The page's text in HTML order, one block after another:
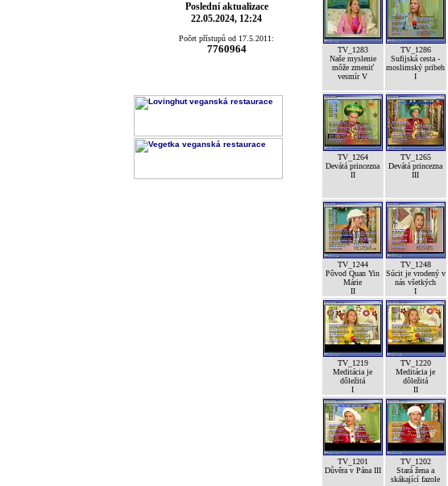
Poslední aktualizace
22.05.2024, 12:24
Počet přístupů od 17.5.2011:
7760964
TV_1283
Naše myslenie
môže zmeniť
vesmír V
TV_1286
Sufijská cesta -
moslimský pribeh
I
TV_1264
Devátá princezna
II
TV_1265
Devátá princezna
III
TV_1244
Pôvod Quan Yin
Márie
II
TV_1248
Súcit je vrodený v
nás všetkých
I
TV_1219
Meditácia je
dôležitá
I
TV_1220
Meditácia je
dôležitá
II
TV_1201
Důvěra v Pána III
TV_1202
Stará žena a
skákající fazole